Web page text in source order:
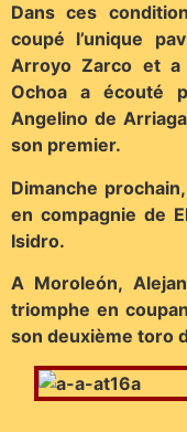
Dans ces
coupé l’unique
Arroyo Zarco et a
Ochoa a écouté
Angelino de
son premier.
Dimanche
en compagnie de
Isidro.
A Moroleón,
triomphe en
son deuxième toro